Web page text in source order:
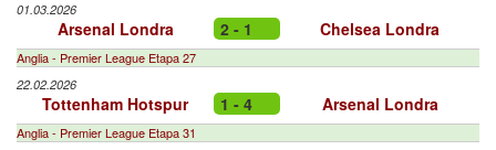
01.03.2026
Arsenal Londra 2 - 1 Chelsea Londra
Anglia - Premier League Etapa 27
22.02.2026
Tottenham Hotspur 1 - 4 Arsenal Londra
Anglia - Premier League Etapa 31